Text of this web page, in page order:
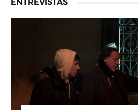
ENTREVISTAS